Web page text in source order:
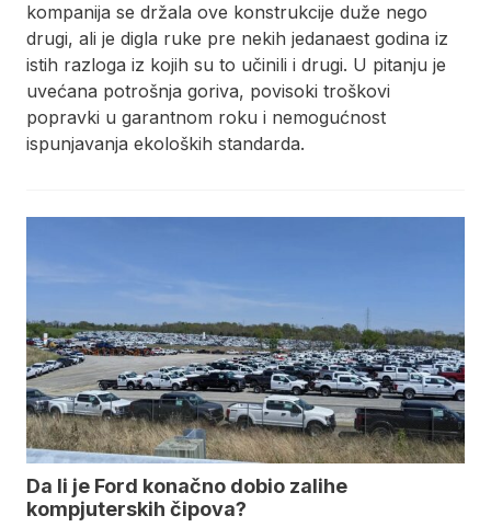
kompanija se držala ove konstrukcije duže nego
drugi, ali je digla ruke pre nekih jedanaest godina iz
istih razloga iz kojih su to učinili i drugi. U pitanju je
uvećana potrošnja goriva, povisoki troškovi
popravki u garantnom roku i nemogućnost
ispunjavanja ekoloških standarda.
Da li je Ford konačno dobio zalihe
kompjuterskih čipova?